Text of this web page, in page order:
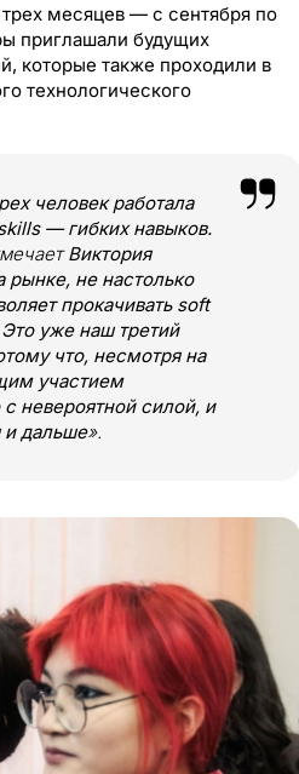
трех месяцев — с сентября по
приглашали будущих
которые также проходили в
технологического
человек работала
— гибких навыков.
Виктория
не настолько
прокачивать soft
уже наш третий
что, несмотря на
участием
невероятной силой, и
и дальше».